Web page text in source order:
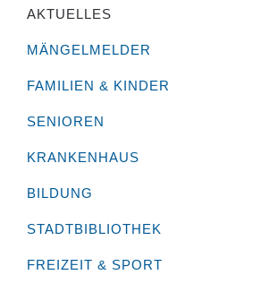
AKTUELLES
MÄNGELMELDER
FAMILIEN & KINDER
SENIOREN
KRANKENHAUS
BILDUNG
STADTBIBLIOTHEK
FREIZEIT & SPORT